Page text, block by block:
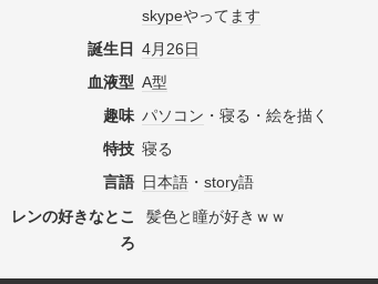
skypeやって ます
誕生日
4月26日
血液型 A型
趣味 パソコン ・寝る・絵を描く
特技 寝る
言語 日本語 ・ story語
レンの好きなとこ
ろ
髪色と瞳が好きｗｗ